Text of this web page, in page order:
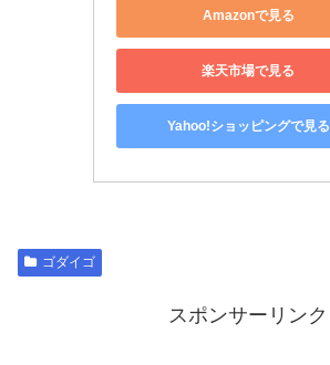
Amazonで見る
楽天市場で見る
Yahoo!ショッピングで見る
ゴダイゴ
スポンサーリンク